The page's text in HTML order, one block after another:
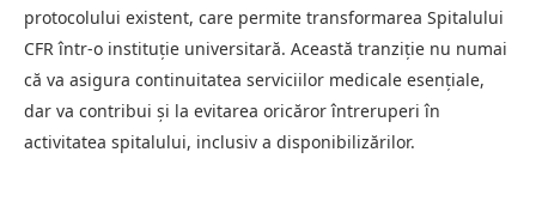
protocolului existent, care permite transformarea Spitalului
CFR într-o instituție universitară. Această tranziție nu numai
că va asigura continuitatea serviciilor medicale esențiale,
dar va contribui și la evitarea oricăror întreruperi în
activitatea spitalului, inclusiv a disponibilizărilor.